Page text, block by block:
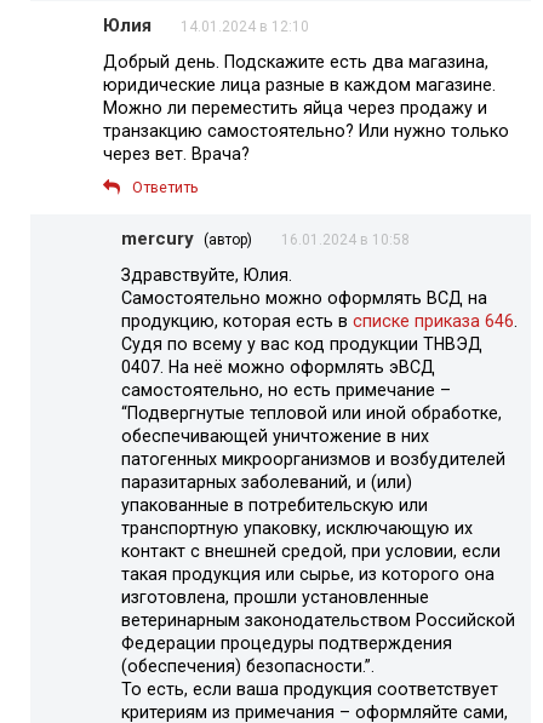
Юлия 14.01.2024 в 12:10
Добрый день. Подскажите есть два магазина,
юридические лица разные в каждом магазине.
Можно ли переместить яйца через продажу и
транзакцию самостоятельно? Или нужно только
через вет. Врача?
Ответить
mercury (автор) 16.01.2024 в 10:58
Здравствуйте, Юлия.
Самостоятельно можно оформлять ВСД на
продукцию, которая есть в списке приказа 646
Судя по всему у вас код продукции ТНВЭД
0407. На неё можно оформлять эВСД
самостоятельно, но есть примечание –
“Подвергнутые тепловой или иной обработке,
обеспечивающей уничтожение в них
патогенных микроорганизмов и возбудителей
паразитарных заболеваний, и (или)
упакованные в потребительскую или
транспортную упаковку, исключающую их
контакт с внешней средой, при условии, если
такая продукция или сырье, из которого она
изготовлена, прошли установленные
ветеринарным законодательством Российской
Федерации процедуры подтверждения
(обеспечения) безопасности.”.
То есть, если ваша продукция соответствует
критериям из примечания – оформляйте сами,